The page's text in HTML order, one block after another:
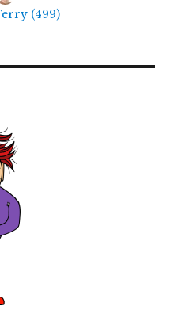
(499)